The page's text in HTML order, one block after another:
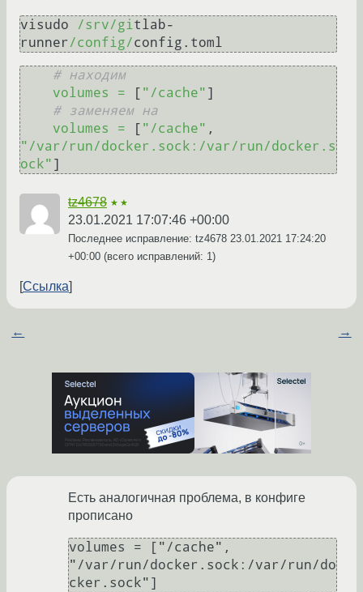
visudo /srv/gitlab-
runner /config/
# находим
volumes
= [ "/cache" ]
# заменяем на
volumes
= [ "/cache"
"/var/run/docker.sock:/var/run/docker.s
ock"
tz4678 ★★
23.01.2021 17:07:46 +00:00
Последнее исправление: tz4678 23.01.2021 17:24:20
+00:00 (всего исправлений: 1)
Ссылка
← →
Есть аналогичная проблема, в конфиге
прописано
volumes = ["/cache",
"/var/run/docker.sock:/var/run/do